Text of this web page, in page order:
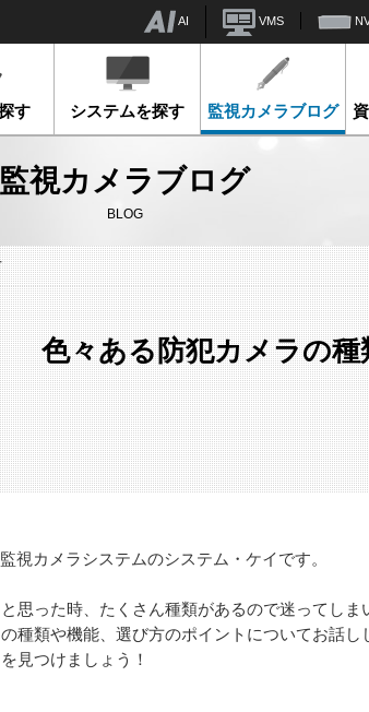
AI VMS
す システムを探す 監視カメラブログ
監視カメラブログ
BLOG
色々ある防犯カメラの種
視カメラシステムのシステム・ケイです。
思った時、たくさん種類があるので迷ってしま
種類や機能、選び方のポイントについてお話し
見つけましょう！